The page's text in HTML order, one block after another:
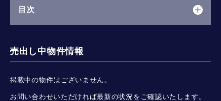
目次
売出し中物件情報
掲載中の物件はございません。
お問い合わせいただければ最新の状況をご確認いたします。